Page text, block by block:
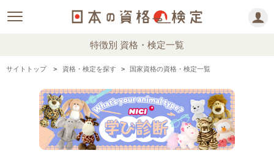
特徴別 資格・検定一覧
サイトトップ 資格・検定を探す 国家資格の資格・検定一覧